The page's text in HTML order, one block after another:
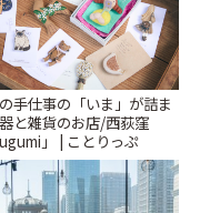
手仕事の「いま」が詰ま
と雑貨のお店/西荻窪
」 | ことりっぷ